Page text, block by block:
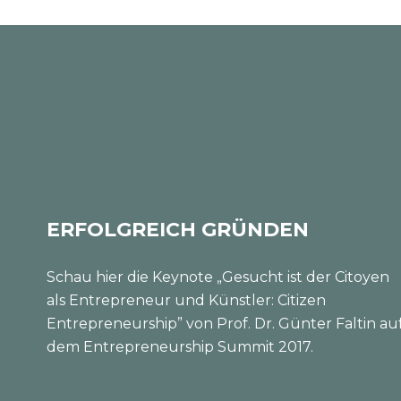
ERFOLGREICH GRÜNDEN
Schau hier die Keynote „Gesucht ist der Citoyen
als Entrepreneur und Künstler: Citizen
Entrepreneurship” von Prof. Dr. Günter Faltin
dem Entrepreneurship Summit 2017.